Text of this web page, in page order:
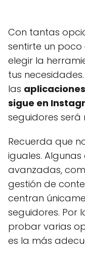
Con tantas
sentirte un
elegir la
tus
las
sigue en
seguidores será
Recuerda que
iguales.
avanzadas,
gestión de
centran
seguidores. Por
probar varias
es la más